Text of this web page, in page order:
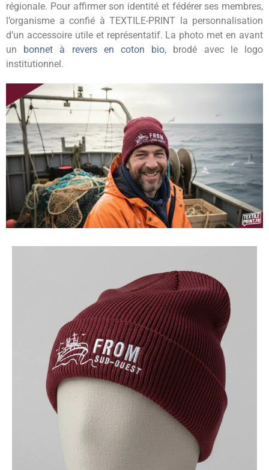
régionale. Pour affirmer son identité et fédérer ses membres,
l’organisme a confié à TEXTILE-PRINT la personnalisation
d’un accessoire utile et représentatif. La photo met en avant
un bonnet à revers en coton bio, brodé avec le logo
institutionnel.